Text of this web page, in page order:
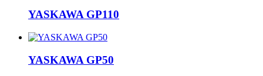
YASKAWA GP110
YASKAWA GP50